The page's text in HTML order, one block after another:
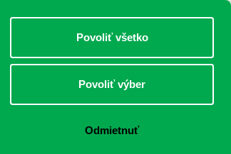
Povoliť všetko
Povoliť výber
Odmietnuť
DOSPELÍ